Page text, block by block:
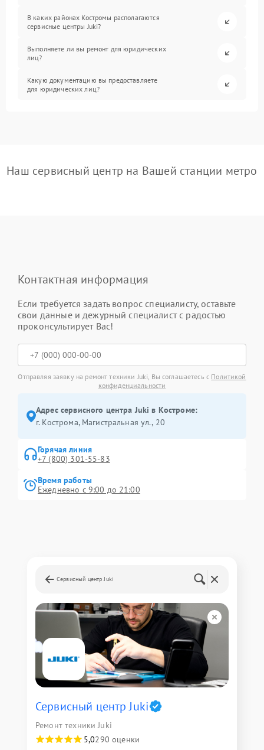
В каких районах Костромы располагаются
сервисные центры Juki?
Выполняете ли вы ремонт для юридических
лиц?
Какую документацию вы предоставляете
для юридических лиц?
Наш сервисный центр на Вашей станции метро
Контактная информация
Если требуется задать вопрос специалисту, оставьте
свои данные и дежурный специалист с радостью
проконсультирует Вас!
Отправляя заявку на ремонт техники Juki, Вы соглашаетесь с Политикой
конфиденциальности
Адрес сервисного центра Juki в Костроме:
г. Кострома, Магистральная ул., 20
Горячая линия
+7 (800) 301-55-83
Время работы
Ежедневно с 9:00 до 21:00
Сервисный центр Juki
Сервисный центр Juki
Ремонт техники Juki
5,0290 оценки